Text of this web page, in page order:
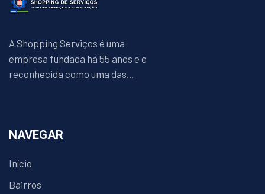
A Shopping Serviços é uma
empresa fundada há 55 anos e é
reconhecida como uma das...
NAVEGAR
Início
Bairros